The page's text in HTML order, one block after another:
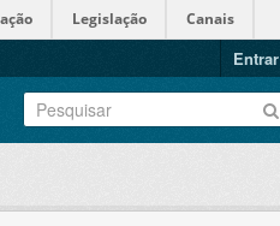
Legislação Canais
Entrar